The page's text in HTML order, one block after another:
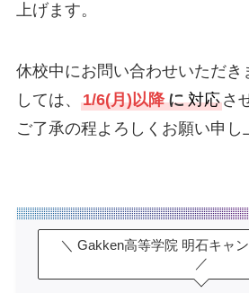
上げます。
休校中にお問い合わせいただき
しては、 1/6(月)以降 に 対応さ
ご了承の程よろしくお願い申し
＼ Gakken高等学院 明石キャ
／